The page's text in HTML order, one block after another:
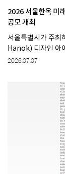
2026 서울한옥 미
공모 개최
서울특별시가 주
Hanok) 디자인 아
2026.07.07